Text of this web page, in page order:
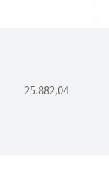
25.882,04